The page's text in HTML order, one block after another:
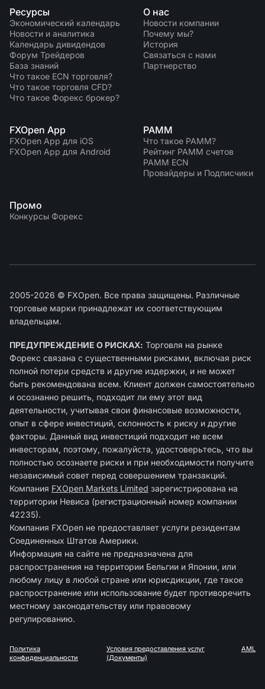
Ресурсы
Экономический календарь
Новости и аналитика
Календарь дивидендов
Форум Трейдеров
База знаний
Что такое ECN торговля?
Что такое торговля CFD?
Что такое Форекс брокер?
О нас
Новости компании
Почему мы?
История
Связаться с нами
Партнерство
FXOpen App
FXOpen App для iOS
FXOpen App для Android
PAMM
Что такое PAMM?
Рейтинг PAMM счетов
PAMM ECN
Провайдеры и Подписчики
Промо
Конкурсы Форекс
2005-2026 © FXOpen. Все права защищены. Различные
торговые марки принадлежат их соответствующим
владельцам.
ПРЕДУПРЕЖДЕНИЕ О РИСКАХ: Торговля на рынке
Форекс связана с существенными рисками, включая риск
полной потери средств и другие издержки, и не может
быть рекомендована всем. Клиент должен самостоятельно
и осознанно решить, подходит ли ему этот вид
деятельности, учитывая свои финансовые возможности,
опыт в сфере инвестиций, склонность к риску и другие
факторы. Данный вид инвестиций подходит не всем
инвесторам, поэтому, пожалуйста, удостоверьтесь, что вы
полностью осознаете риски и при необходимости получите
независимый совет перед совершением транзакций.
Компания FXOpen Markets Limited зарегиcтрирована на
территории Невиса (регистрационный номер компании
42235).
Компания FXOpen не предоставляет услуги резидентам
Соединенных Штатов Америки.
Информация на сайте не предназначена для
распространения на территории Бельгии и Японии, или
любому лицу в любой стране или юрисдикции, где такое
распространение или использование будет противоречить
местному законодательству или правовому
регулированию.
Политика
конфиденциальности
Условия предоставления услуг
(Документы)
AML